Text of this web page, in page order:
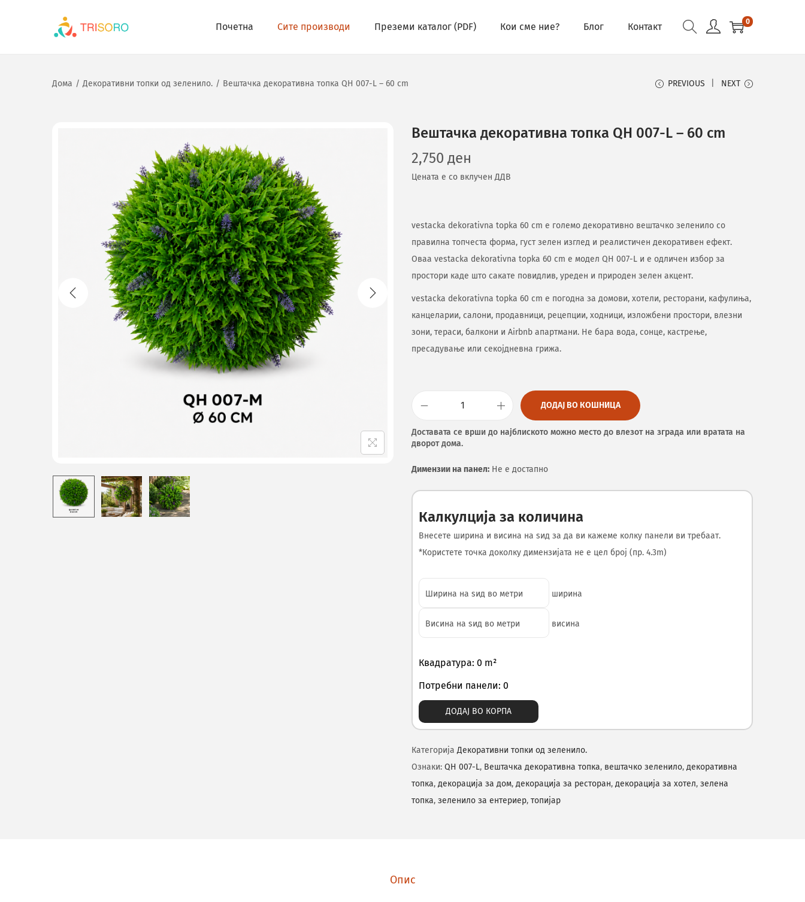
Почетна Сите производи Преземи каталог (PDF) Кои сме ние? Блог Контакт 0
Дома / Декоративни топки од зеленило. / Вештачка декоративна топка QH 007-L – 60 cm PREVIOUS NEXT
Вештачка декоративна топка QH 007-L – 60 cm
2,750 ден
Цената е со вклучен ДДВ
vestacka dekorativna topka 60 cm е големо декоративно вештачко зеленило со
правилна топчеста форма, густ зелен изглед и реалистичен декоративен ефект.
Оваа vestacka dekorativna topka 60 cm е модел QH 007-L и е одличен избор за
простори каде што сакате повидлив, уреден и природен зелен акцент.
vestacka dekorativna topka 60 cm е погодна за домови, хотели, ресторани, кафулиња,
канцеларии, салони, продавници, рецепции, ходници, изложбени простори, влезни
зони, тераси, балкони и Airbnb апартмани. Не бара вода, сонце, кастрење,
пресадување или секојдневна грижа.
ДОДАЈ ВО КОШНИЦА
Доставата се врши до најблиското можно место до влезот на зграда или вратата на
дворот дома.
Димензии на панел: Не е достапно
Калкулција за количина
Внесете ширина и висина на ѕид за да ви кажеме колку панели ви требаат.
*Користете точка доколку димензијата не е цел број (пр. 4.3m)
ширина
висина
Квадратура: 0 m²
Потребни панели: 0
ДОДАЈ ВО КОРПА
КатегоријаДекоративни топки од зеленило.
Ознаки: QH 007-L, Вештачка декоративна топка, вештачко зеленило, декоративна
топка, декорација за дом, декорација за ресторан, декорација за хотел, зелена
топка, зеленило за ентериер, топијар
Опис